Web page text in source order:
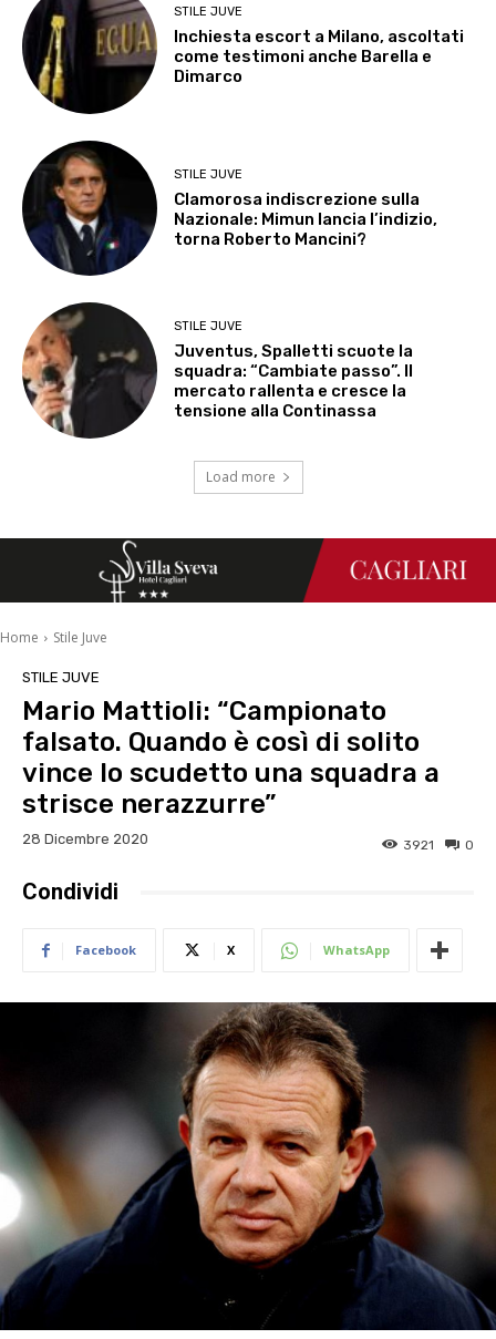
STILE JUVE
Inchiesta escort a Milano, ascoltati
come testimoni anche Barella e
Dimarco
STILE JUVE
Clamorosa indiscrezione sulla
Nazionale: Mimun lancia l’indizio,
torna Roberto Mancini?
STILE JUVE
Juventus, Spalletti scuote la
squadra: “Cambiate passo”. Il
mercato rallenta e cresce la
tensione alla Continassa
Load more